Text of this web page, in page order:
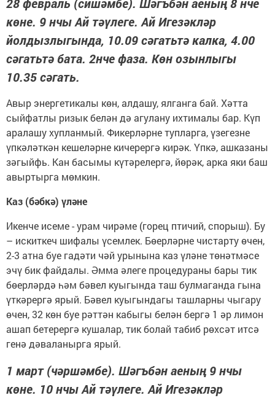
28 февраль (сишәмбе). Шәгъбән аеның 8 нче
көне. 9 нчы Ай тәүлеге. Ай Игезәкләр
йолдызлыгында, 10.09 сәгатьтә калка, 4.00
сәгатьтә бата. 2нче фаза. Көн озынлыгы
10.35 сәгать.
Авыр энергетикалы көн, алдашу, ялганга бай. Хәтта
сыйфатлы ризык белән дә агулану ихтималы бар. Күп
аралашу хупланмый. Фикерләрне тупларга, үзегезне
үпкәләткән кешеләрне кичерергә кирәк. Үпкә, ашказаны
зәгыйфь. Кан басымы күтәрелергә, йөрәк, арка яки баш
авыртырга мөмкин.
Каз (бәбкә) үләне
Икенче исеме - урам чирәме (горец птичий, спорыш). Бу
– искиткеч шифалы үсемлек. Бөерләрне чистарту өчен,
2-3 атна буе гадәти чәй урынына каз үләне төнәтмәсе
эчү бик файдалы. Әмма әлеге процедураны бары тик
бөерләрдә һәм бәвел куыгында таш булмаганда гына
үткәрергә ярый. Бәвел куыгындагы ташларны чыгару
өчен, 32 көн буе рәттән кабыгы белән бергә 1 әр лимон
ашап бетерергә кушалар, тик болай табиб рөхсәт итсә
генә дәваланырга ярый.
1 март (чәршәмбе). Шәгъбән аеның 9 нчы
көне. 10 нчы Ай тәүлеге. Ай Игезәкләр